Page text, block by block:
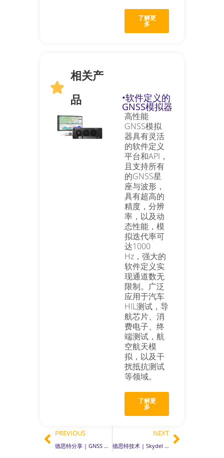
了解更
多
相关产
品
•软件定义的
GNSS模拟器
高性能
GNSS模拟
器具有灵活
的软件定义
平台和API，
且支持所有
的GNSS星
座与波形，
具有超高的
精度，分辨
率，以及动
态性能，模
拟迭代率可
达1000
Hz，强大的
软件定义实
现通道数无
限制。广泛
应用于汽车
HIL测试，导
航芯片、消
费电子、终
端测试，航
空航天模
拟，以及干
扰抵抗测试
等领域。
了解更
多
PREVIOUS
德思特分享 | GNSS 仿真中的HiL延迟：挑战、影响与解决方案深度剖析
NEXT
德思特技术 | Skydel 如何使用 USRP 完成 GNSS 信号仿真?